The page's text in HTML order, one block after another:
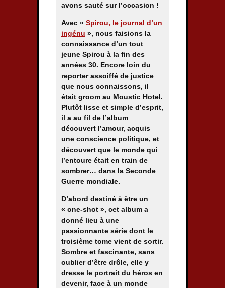
avons sauté sur l’occasion !
Avec « Spirou, le journal d’un
ingénu », nous faisions la
connaissance d’un tout
jeune Spirou à la fin des
années 30. Encore loin du
reporter assoiffé de justice
que nous connaissons, il
était groom au Moustic Hotel.
Plutôt lisse et simple d’esprit,
il a au fil de l’album
découvert l’amour, acquis
une conscience politique, et
découvert que le monde qui
l’entoure était en train de
sombrer… dans la Seconde
Guerre mondiale.
D’abord destiné à être un
« one-shot », cet album a
donné lieu à une
passionnante série dont le
troisième tome vient de sortir.
Sombre et fascinante, sans
oublier d’être drôle, elle y
dresse le portrait du héros en
devenir, face à un monde